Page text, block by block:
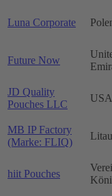
Luna Corporate
Future Now
JD Quality
Pouches LLC
USA
MB IP Factory
(Marke: FLIQ)
hiit Pouches